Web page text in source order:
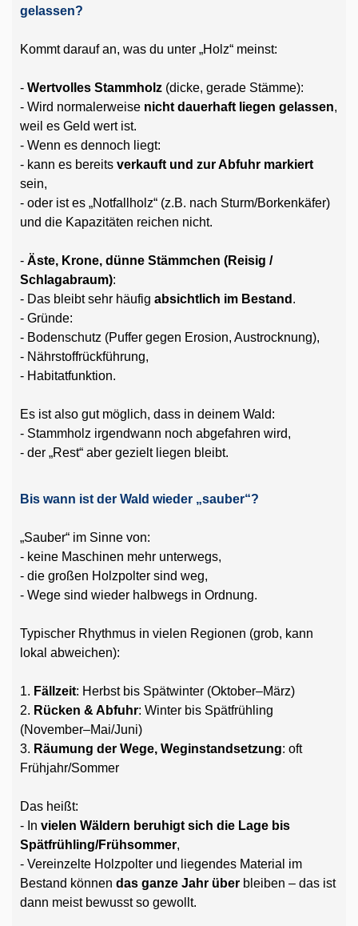
gelassen?
Kommt darauf an, was du unter „Holz“ meinst:
- Wertvolles Stammholz (dicke, gerade Stämme):
- Wird normalerweise nicht dauerhaft liegen gelassen,
weil es Geld wert ist.
- Wenn es dennoch liegt:
- kann es bereits verkauft und zur Abfuhr markiert
sein,
- oder ist es „Notfallholz“ (z.B. nach Sturm/Borkenkäfer)
und die Kapazitäten reichen nicht.
- Äste, Krone, dünne Stämmchen (Reisig /
Schlagabraum):
- Das bleibt sehr häufig absichtlich im Bestand .
- Gründe:
- Bodenschutz (Puffer gegen Erosion, Austrocknung),
- Nährstoffrückführung,
- Habitatfunktion.
Es ist also gut möglich, dass in deinem Wald:
- Stammholz irgendwann noch abgefahren wird,
- der „Rest“ aber gezielt liegen bleibt.
Bis wann ist der Wald wieder „sauber“?
„Sauber“ im Sinne von:
- keine Maschinen mehr unterwegs,
- die großen Holzpolter sind weg,
- Wege sind wieder halbwegs in Ordnung.
Typischer Rhythmus in vielen Regionen (grob, kann
lokal abweichen):
1. Fällzeit: Herbst bis Spätwinter (Oktober–März)
2. Rücken & Abfuhr: Winter bis Spätfrühling
(November–Mai/Juni)
3. Räumung der Wege, Weginstandsetzung: oft
Frühjahr/Sommer
Das heißt:
- In vielen Wäldern beruhigt sich die Lage bis
Spätfrühling/Frühsommer,
- Vereinzelte Holzpolter und liegendes Material im
Bestand können das ganze Jahr über bleiben – das ist
dann meist bewusst so gewollt.